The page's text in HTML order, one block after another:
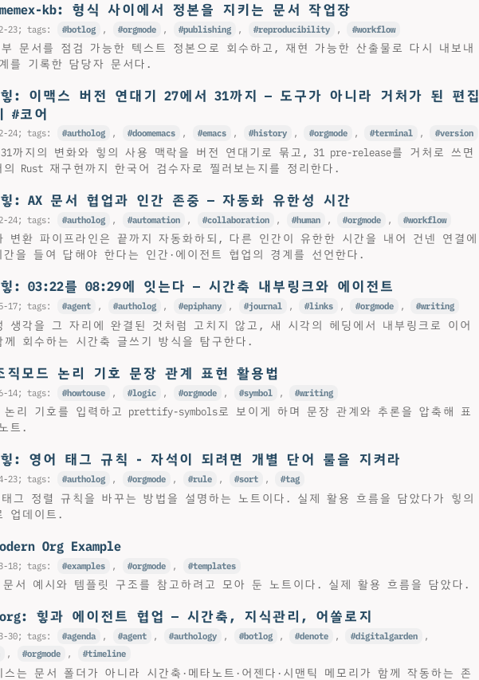
kb: 형식 사이에서 정본을 지키는 문서 작업장
23; tags: botlog , orgmode , publishing , reproducibility , workflow
부 문서를 점검 가능한 텍스트 정본으로 회수하고, 재현 가능한 산출물로 다시 내보내
를 기록한 담당자 문서다.
힣: 이맥스 버전 연대기 27에서 31까지 — 도구가 아니라 거처가 된 편집
#코어
24; tags: autholog , doomemacs , emacs , history , orgmode , terminal , version
31까지의 변화와 힣의 사용 맥락을 버전 연대기로 묶고, 31 pre-release를 거처로 쓰면
Rust 재구현까지 한국어 검수자로 찔러보는지를 정리한다.
힣: AX 문서 협업과 인간 존중 — 자동화 유한성 시간
24; tags: autholog , automation , collaboration , human , orgmode , workflow
변환 파이프라인은 끝까지 자동화하되, 다른 인간이 유한한 시간을 내어 건넨 연결에
을 들여 답해야 한다는 인간·에이전트 협업의 경계를 선언한다.
힣: 03:22를 08:29에 잇는다 — 시간축 내부링크와 에이전트
17; tags: agent , autholog , epiphany , journal , links , orgmode , writing
생각을 그 자리에 완결된 것처럼 고치지 않고, 새 시각의 헤딩에서 내부링크로 이어
께 회수하는 시간축 글쓰기 방식을 탐구한다.
직모드 논리 기호 문장 관계 표현 활용법
14; tags: howtouse , logic , orgmode , symbol , writing
논리 기호를 입력하고 prettify-symbols로 보이게 하며 문장 관계와 추론을 압축해 표
트.
힣: 영어 태그 규칙 - 자석이 되려면 개별 단어 룰을 지켜라
23; tags: autholog , orgmode , rule , sort , tag
태그 정렬 규칙을 바꾸는 방법을 설명하는 노트이다. 실제 활용 흐름을 담았다가 힣의
업데이트.
Org Example
18; tags: examples , orgmode , templates
문서 예시와 템플릿 구조를 참고하려고 모아 둔 노트이다. 실제 활용 흐름을 담았다.
힣과 에이전트 협업 — 시간축, 지식관리, 어쏠로지
30; tags: agenda , agent , authology , botlog , denote , digitalgarden
,
, orgmode , timeline
스는 문서 폴더가 아니라 시간축·메타노트·어젠다·시맨틱 메모리가 함께 작동하는 존